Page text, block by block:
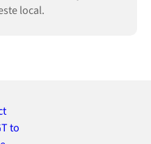
local.